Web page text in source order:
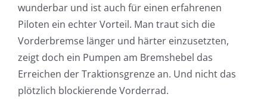
wunderbar und ist auch für einen erfahrenen
Piloten ein echter Vorteil. Man traut sich die
Vorderbremse länger und härter einzusetzten,
zeigt doch ein Pumpen am Bremshebel das
Erreichen der Traktionsgrenze an. Und nicht das
plötzlich blockierende Vorderrad.